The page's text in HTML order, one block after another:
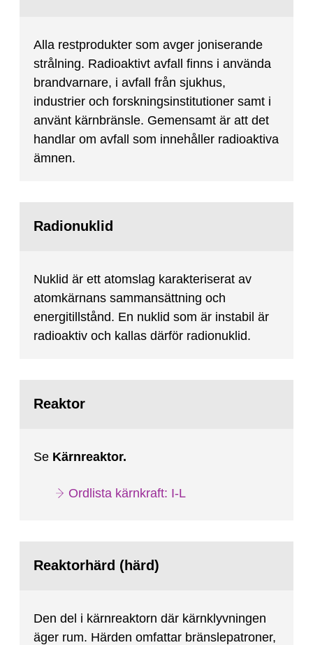
Alla restprodukter som avger joniserande
strålning. Radioaktivt avfall finns i använda
brandvarnare, i avfall från sjukhus,
industrier och forskningsinstitutioner samt i
använt kärnbränsle. Gemensamt är att det
handlar om avfall som innehåller radioaktiva
ämnen.
Radionuklid
Nuklid är ett atomslag karakteriserat av
atomkärnans sammansättning och
energitillstånd. En nuklid som är instabil är
radioaktiv och kallas därför radionuklid.
Reaktor
Se Kärnreaktor.
Ordlista kärnkraft: I-L
Reaktorhärd (härd)
Den del i kärnreaktorn där kärnklyvningen
äger rum. Härden omfattar bränslepatroner,